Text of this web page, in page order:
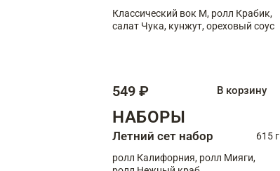
Классический вок М, ролл Крабик,
салат Чука, кунжут, ореховый соус
549 ₽ В корзину
НАБОРЫ
Летний сет набор
615 г
ролл Калифорния, ролл Мияги,